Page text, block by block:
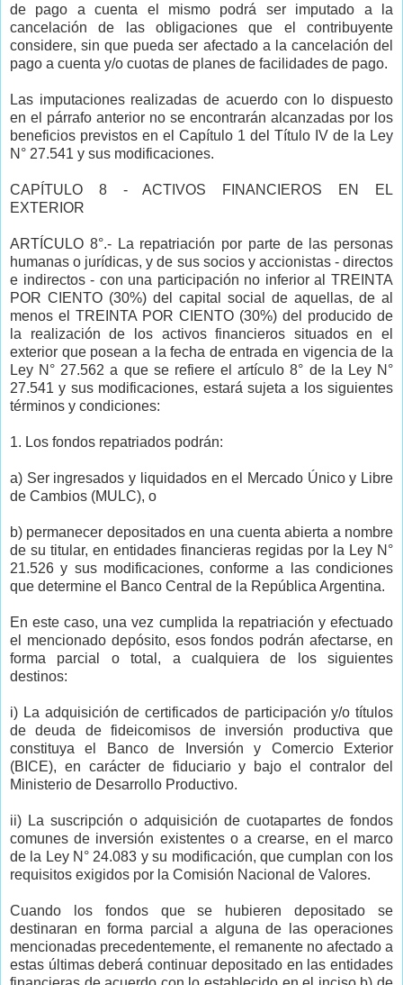
de pago a cuenta el mismo podrá ser imputado a la
cancelación de las obligaciones que el contribuyente
considere, sin que pueda ser afectado a la cancelación del
pago a cuenta y/o cuotas de planes de facilidades de pago.
Las imputaciones realizadas de acuerdo con lo dispuesto
en el párrafo anterior no se encontrarán alcanzadas por los
beneficios previstos en el Capítulo 1 del Título IV de la Ley
N° 27.541 y sus modificaciones.
CAPÍTULO 8 - ACTIVOS FINANCIEROS EN EL
EXTERIOR
ARTÍCULO 8°.- La repatriación por parte de las personas
humanas o jurídicas, y de sus socios y accionistas - directos
e indirectos - con una participación no inferior al TREINTA
POR CIENTO (30%) del capital social de aquellas, de al
menos el TREINTA POR CIENTO (30%) del producido de
la realización de los activos financieros situados en el
exterior que posean a la fecha de entrada en vigencia de la
Ley N° 27.562 a que se refiere el artículo 8° de la Ley N°
27.541 y sus modificaciones, estará sujeta a los siguientes
términos y condiciones:
1. Los fondos repatriados podrán:
a) Ser ingresados y liquidados en el Mercado Único y Libre
de Cambios (MULC), o
b) permanecer depositados en una cuenta abierta a nombre
de su titular, en entidades financieras regidas por la Ley N°
21.526 y sus modificaciones, conforme a las condiciones
que determine el Banco Central de la República Argentina.
En este caso, una vez cumplida la repatriación y efectuado
el mencionado depósito, esos fondos podrán afectarse, en
forma parcial o total, a cualquiera de los siguientes
destinos:
i) La adquisición de certificados de participación y/o títulos
de deuda de fideicomisos de inversión productiva que
constituya el Banco de Inversión y Comercio Exterior
(BICE), en carácter de fiduciario y bajo el contralor del
Ministerio de Desarrollo Productivo.
ii) La suscripción o adquisición de cuotapartes de fondos
comunes de inversión existentes o a crearse, en el marco
de la Ley N° 24.083 y su modificación, que cumplan con los
requisitos exigidos por la Comisión Nacional de Valores.
Cuando los fondos que se hubieren depositado se
destinaran en forma parcial a alguna de las operaciones
mencionadas precedentemente, el remanente no afectado a
estas últimas deberá continuar depositado en las entidades